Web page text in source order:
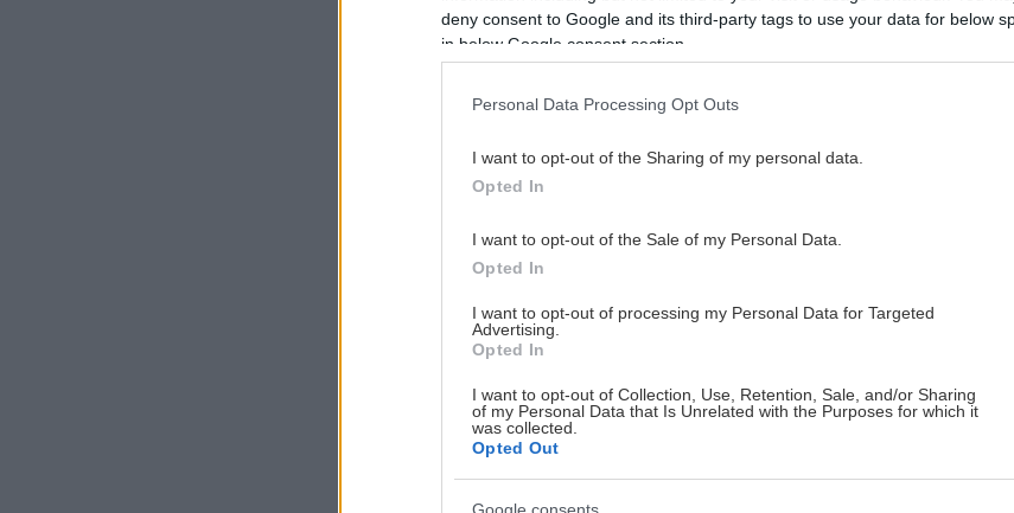
deny consent to Google and its third-party tags to use your data for below
in below Google consent section.
Personal Data Processing Opt Outs
I want to opt-out of the Sharing of my personal data.
Opted In
I want to opt-out of the Sale of my Personal Data.
Opted In
I want to opt-out of processing my Personal Data for Targeted
Advertising.
Opted In
I want to opt-out of Collection, Use, Retention, Sale, and/or Sharing
of my Personal Data that Is Unrelated with the Purposes for which it
was collected.
Opted Out